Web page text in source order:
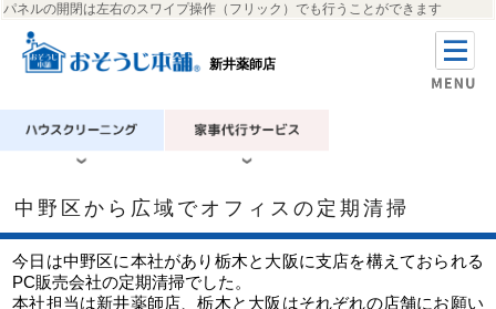
パネルの開閉は左右のスワイプ操作（フリック）でも行うことができます
新井薬師店
中野区から広域でオフィスの定期清掃
今日は中野区に本社があり栃木と大阪に支店を構えておられる
PC販売会社の定期清掃でした。
本社担当は新井薬師店、栃木と大阪はそれぞれの店舗にお願い